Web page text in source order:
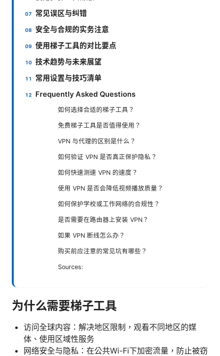
常见误区与纠错
安全与合规的实务注意
使用梯子工具的对比要点
技术趋势与未来展望
常用设置与技巧清单
Frequently Asked Questions
如何选择合适的梯子工具？
免费梯子工具是否值得使用？
VPN 与代理的区别是什么？
如何验证 VPN 是否真正保护隐私？
如何快速测速 VPN 的速度？
使用 VPN 是否会降低视频播放质量？
如何保护学校或工作网络的合规性？
是否需要在路由器上安装 VPN？
如果 VPN 断线怎么办？
购买前应注意的常见坑有哪些？
Sources:
为什么需要梯子工具
访问全球内容：解决地区限制，观看不同地区的媒
体、使用区域性服务
网络安全与隐私：在公共Wi-Fi下加密流量，防止被窃